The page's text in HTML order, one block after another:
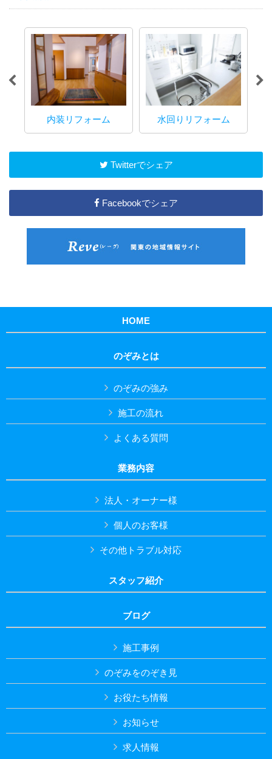
内装リフォーム 水回りリフォーム
Twitterでシェア
Facebookでシェア
HOME
のぞみとは
のぞみの強み
施工の流れ
よくある質問
業務内容
法人・オーナー様
個人のお客様
その他トラブル対応
スタッフ紹介
ブログ
施工事例
のぞみをのぞき見
お役たち情報
お知らせ
求人情報